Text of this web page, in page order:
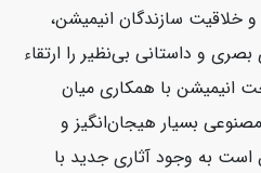
سازندگان انیمیشن،
و داستانی بی‌نظیر را ارتقاء
انیمیشن با همکاری میان
بسیار هیجان‌انگیز و
به وجود آثاری جدید با